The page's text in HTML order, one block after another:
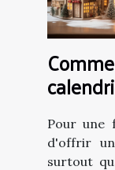
Pour une
d'offrir
surtout